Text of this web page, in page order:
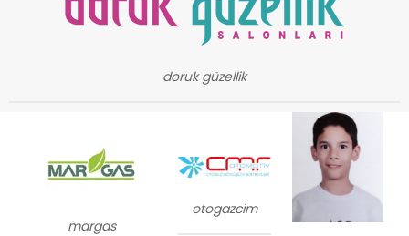
doruk güzellik
margas
otogazcim